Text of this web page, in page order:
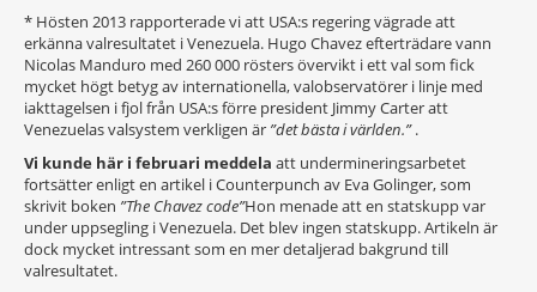
* Hösten 2013 rapporterade vi att USA:s regering vägrade att
erkänna valresultatet i Venezuela. Hugo Chavez efterträdare vann
Nicolas Manduro med 260 000 rösters övervikt i ett val som fick
mycket högt betyg av internationella, valobservatörer i linje med
iakttagelsen i fjol från USA:s förre president Jimmy Carter att
Venezuelas valsystem verkligen är ”det bästa i världen.”.
Vi kunde här i februari meddela att undermineringsarbetet
fortsätter enligt en artikel i Counterpunch av Eva Golinger, som
skrivit boken ”The Chavez code”Hon menade att en statskupp var
under uppsegling i Venezuela. Det blev ingen statskupp. Artikeln är
dock mycket intressant som en mer detaljerad bakgrund till
valresultatet.